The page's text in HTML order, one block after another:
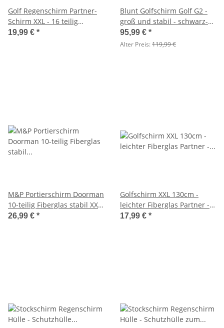
Golf Regenschirm Partner-
Schirm XXL - 16 teilig
schwarz
19,99 € *
Blunt Golfschirm Golf G2 -
groß und stabil - schwarz-
pink
95,99 € *
Alter Preis:119,99 €
M&P Portierschirm Doorman
10-teilig Fiberglas stabil XXL
navy blau
26,99 € *
Golfschirm XXL 130cm -
leichter Fiberglas Partner -
Regenschirm Birdie mit
17,99 € *